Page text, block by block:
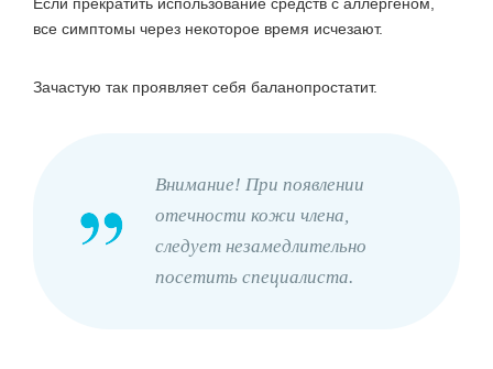
все симптомы через некоторое время исчезают.
Зачастую так проявляет себя баланопростатит.
Внимание! При появлении
отечности кожи члена,
следует незамедлительно
посетить специалиста.